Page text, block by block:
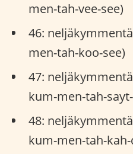
men-tah-vee-see)
46:
men-tah-koo-see)
47:
kum-men-tah-
48:
kum-men-tah-